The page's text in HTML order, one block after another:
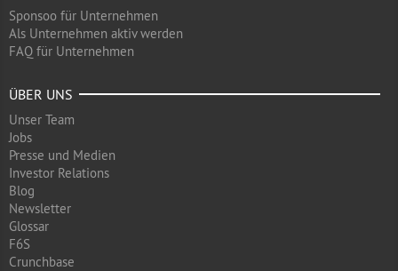
Sponsoo für Unternehmen
Als Unternehmen aktiv werden
FAQ für Unternehmen
ÜBER UNS
Unser Team
Jobs
Presse und Medien
Investor Relations
Blog
Newsletter
Glossar
F6S
Crunchbase